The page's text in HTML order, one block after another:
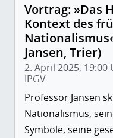
Vortrag: »Das
Kontext des
Jansen, Trier)
2. April 2025,
IPGV
Professor Jansen
Nationalismus,
Symbole, seine